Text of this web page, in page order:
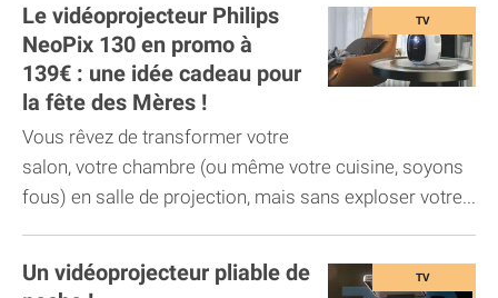
Le vidéoprojecteur Philips
NeoPix 130 en promo à
139€ : une idée cadeau pour
la fête des Mères !
Vous rêvez de transformer votre
salon, votre chambre (ou même votre cuisine, soyons
fous) en salle de projection, mais sans exploser votre...
Un vidéoprojecteur pliable de